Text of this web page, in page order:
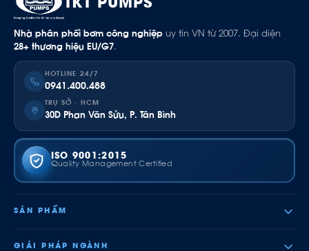
TKT PUMPS
Nhà phân phối bơm công nghiệp uy tín VN từ 2007. Đại diện
28+ thương hiệu EU/G7.
HOTLINE 24/7
0941.400.488
TRỤ SỞ · HCM
30D Phan Văn Sửu, P. Tân Bình
ISO 9001:2015
Quality Management Certified
SẢN PHẨM
GIẢI PHÁP NGÀNH